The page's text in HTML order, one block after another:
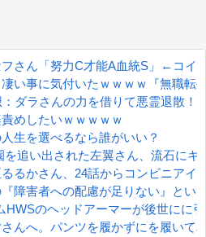
フさん「努力C才能A血統S」←コイ
凄い事に気付いたｗｗｗｗ『無職
ダラさんの力を借りて悪霊退散！
めしたいｗｗｗｗｗ
生を選べるなら誰がいい？
を追い出された左翼さん、流石にキ
るるかさん、24話からコンビニア
障害者への配慮が足りない』と
HWSのヘッドアーマーが後世にに
さんへ。パンツを履かずにを履いて